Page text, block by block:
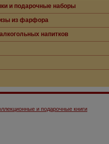
и подарочные наборы
из фарфора
напитков
и подарочные книги